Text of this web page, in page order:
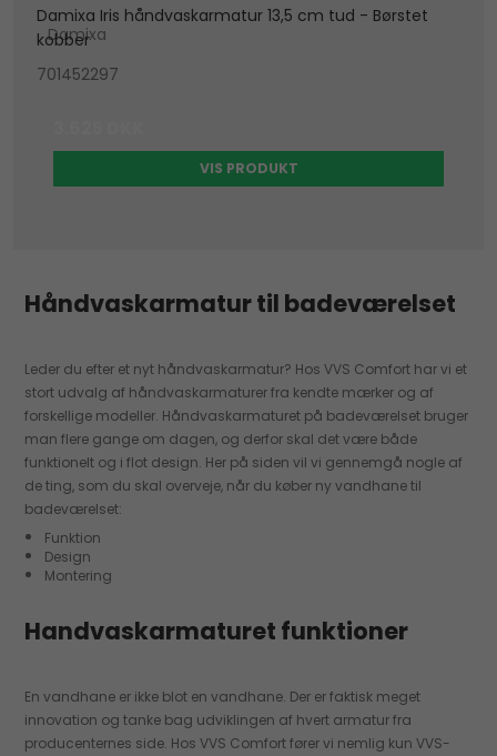
Damixa Iris håndvaskarmatur 13,5 cm tud - Børstet
kobber
Damixa
701452297
VIS PRODUKT
Håndvaskarmatur til badeværelset
Leder du efter et nyt håndvaskarmatur? Hos VVS Comfort har vi et
stort udvalg af håndvaskarmaturer fra kendte mærker og af
forskellige modeller. Håndvaskarmaturet på badeværelset bruger
man flere gange om dagen, og derfor skal det være både
funktionelt og i flot design. Her på siden vil vi gennemgå nogle af
de ting, som du skal overveje, når du køber ny vandhane til
badeværelset:
Funktion
Design
Montering
Handvaskarmaturet funktioner
En vandhane er ikke blot en vandhane. Der er faktisk meget
innovation og tanke bag udviklingen af hvert armatur fra
producenternes side. Hos VVS Comfort fører vi nemlig kun VVS-